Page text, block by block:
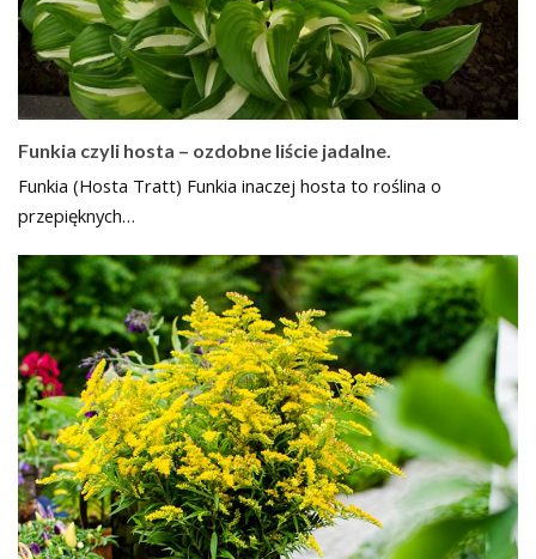
Funkia czyli hosta – ozdobne liście jadalne.
Funkia (Hosta Tratt) Funkia inaczej hosta to roślina o
przepięknych…